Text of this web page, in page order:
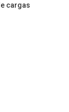
cargas